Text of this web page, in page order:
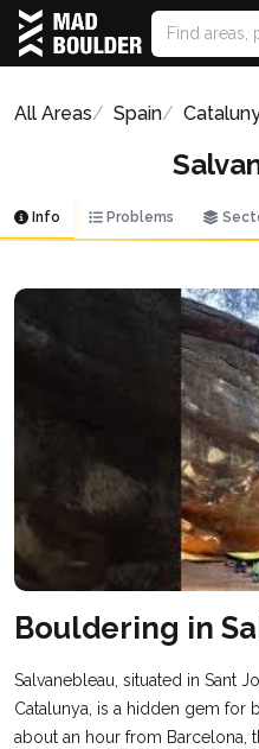
All Areas Spain
Info Problems
Bouldering in
Salvanebleau, situated in Sant
Catalunya, is a hidden gem for
about an hour from Barcelona,